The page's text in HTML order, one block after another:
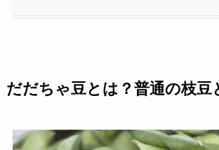
だだちゃ豆とは？普通の枝豆